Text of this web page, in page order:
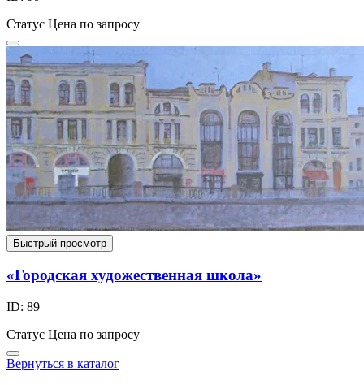
Статус Цена по запросу
Быстрый просмотр
«Городская художественная школа»
ID: 89
Статус Цена по запросу
Вернуться в каталог